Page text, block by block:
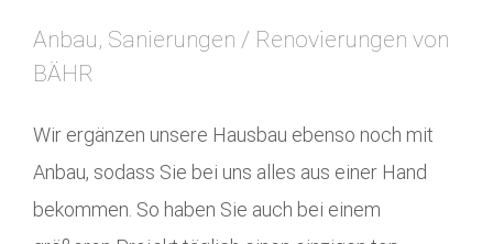
Anbau, Sanierungen / Renovierungen von
BÄHR
Wir ergänzen unsere Hausbau ebenso noch mit
Anbau, sodass Sie bei uns alles aus einer Hand
bekommen. So haben Sie auch bei einem